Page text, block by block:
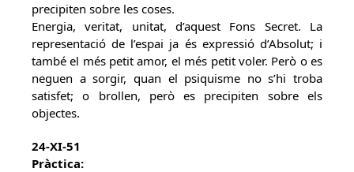
precipiten sobre les coses.
Energia, veritat, unitat, d’aquest Fons Secret. La
representació de l’espai ja és expressió d’Absolut; i
també el més petit amor, el més petit voler. Però o es
neguen a sorgir, quan el psiquisme no s’hi troba
satisfet; o brollen, però es precipiten sobre els
objectes.
24-XI-51
Pràctica: